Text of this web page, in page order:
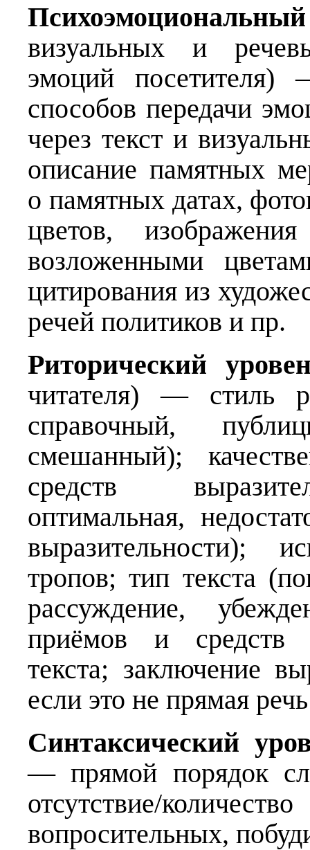
визуальных и
эмоций посетителя)
способов передачи
через текст и
описание памятных
о памятных датах,
цветов,
возложенными
цитирования из
речей политиков и пр.
Риторический
читателя) — стиль
справочный,
смешанный);
средств
оптимальная,
выразительности);
тропов; тип текста
рассуждение,
приёмов и средств
текста; заключение
если это не прямая
Синтаксический
— прямой порядок
отсутствие/
вопросительных,